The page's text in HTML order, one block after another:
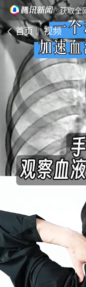
· 获取全
首页 视频